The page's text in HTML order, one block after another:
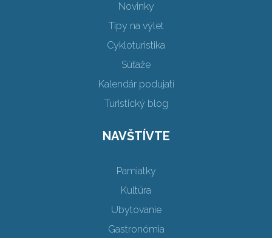
Novinky
Tipy na výlet
Cykloturistika
Súťaže
Kalendár podujatí
Turistický blog
NAVŠTÍVTE
Pamiatky
Kultúra
Ubytovanie
Gastronómia